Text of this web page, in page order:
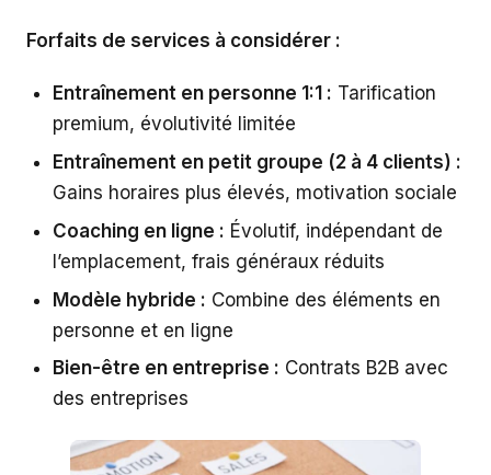
Forfaits de services à considérer :
Entraînement en personne 1:1 : Tarification
premium, évolutivité limitée
Entraînement en petit groupe (2 à 4 clients) :
Gains horaires plus élevés, motivation sociale
Coaching en ligne : Évolutif, indépendant de
l’emplacement, frais généraux réduits
Modèle hybride : Combine des éléments en
personne et en ligne
Bien-être en entreprise : Contrats B2B avec
des entreprises